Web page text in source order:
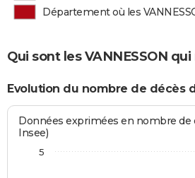
Département où les
Qui sont les VANNESSON
Evolution du nombre de décès
Données exprimées en nombre de
Insee)
5